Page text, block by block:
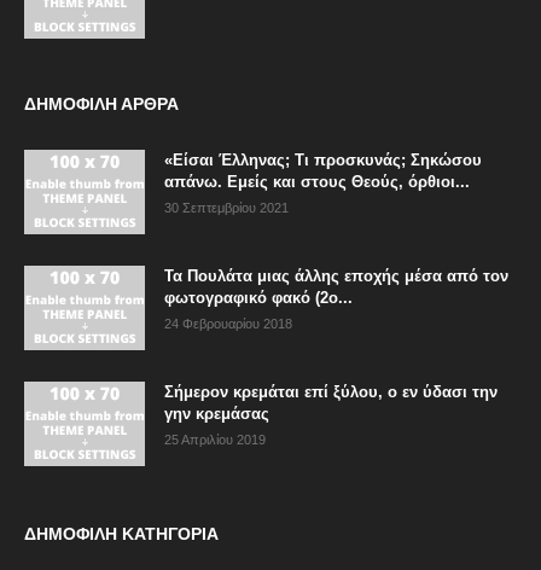
ΔΗΜΟΦΙΛΗ ΑΡΘΡΑ
«Είσαι Έλληνας; Τι προσκυνάς; Σηκώσου
απάνω. Εμείς και στους Θεούς, όρθιοι...
30 Σεπτεμβρίου 2021
Τα Πουλάτα μιας άλλης εποχής μέσα από τον
φωτογραφικό φακό (2ο...
24 Φεβρουαρίου 2018
Σήμερον κρεμάται επί ξύλου, ο εν ύδασι την
γην κρεμάσας
25 Απριλίου 2019
ΔΗΜΟΦΙΛΗ ΚΑΤΗΓΟΡΙΑ